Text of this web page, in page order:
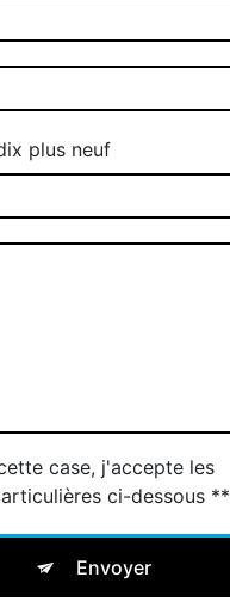
plus neuf
case, j'accepte les
ci-dessous **
Envoyer